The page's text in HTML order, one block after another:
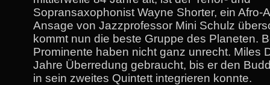
Sopransaxophonist Wayne Shorter, ein Afro-
Ansage von Jazzprofessor Mini Schulz
kommt nun die beste Gruppe des Planeten.
Prominente haben nicht ganz unrecht. Miles
Jahre Überredung gebraucht, bis er den
in sein zweites Quintett integrieren konnte.